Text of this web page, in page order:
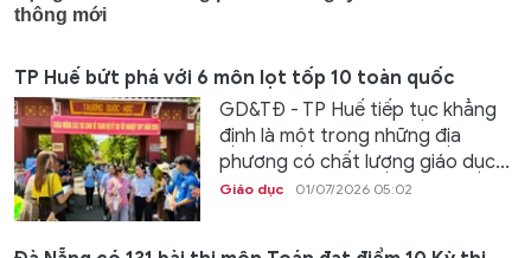
TP Huế bứt phá với 6 môn lọt tốp 10 toàn quốc
GD&TĐ - TP Huế tiếp tục khẳng
định là một trong những địa
phương có chất lượng giáo dục...
Giáo dục 01/07/2026 05:02